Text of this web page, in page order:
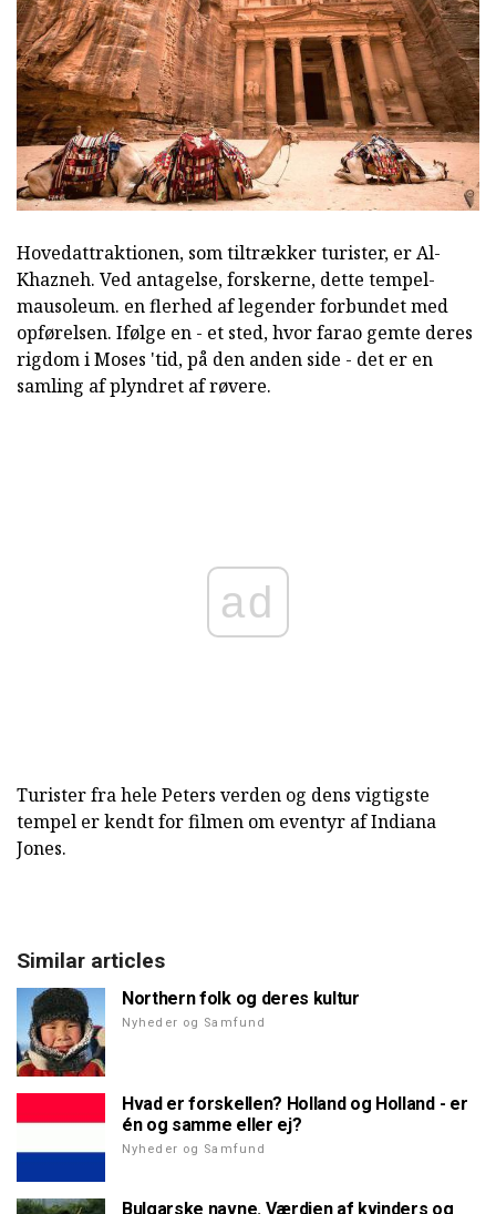
Hovedattraktionen, som tiltrækker turister, er Al-
Khazneh. Ved antagelse, forskerne, dette tempel-
mausoleum. en flerhed af legender forbundet med
opførelsen. Ifølge en - et sted, hvor farao gemte deres
rigdom i Moses 'tid, på den anden side - det er en
samling af plyndret af røvere.
ad
Turister fra hele Peters verden og dens vigtigste
tempel er kendt for filmen om eventyr af Indiana
Jones.
Similar articles
Northern folk og deres kultur
Nyheder og Samfund
Hvad er forskellen? Holland og Holland - er
én og samme eller ej?
Nyheder og Samfund
Bulgarske navne. Værdien af kvinders og